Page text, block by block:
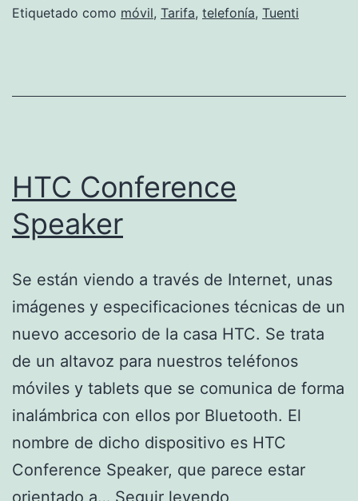
de
Etiquetado como móvil, Tarifa, telefonía, Tuenti
HTC Conference
Speaker
Se están viendo a través de Internet, unas
imágenes y especificaciones técnicas de un
nuevo accesorio de la casa HTC. Se trata
de un altavoz para nuestros teléfonos
móviles y tablets que se comunica de forma
inalámbrica con ellos por Bluetooth. El
nombre de dicho dispositivo es HTC
Conference Speaker, que parece estar
orientado a… Seguir leyendo